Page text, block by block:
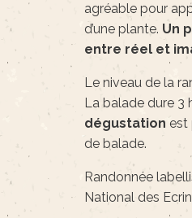
agréable pour
d’une plante. Un
entre réel et
Le niveau de la
La balade dure 3
dégustation est
de balade.
Randonnée
National des